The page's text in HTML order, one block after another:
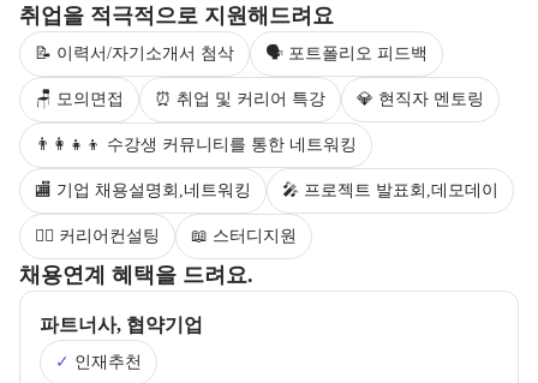
취업을 적극적으로 지원해드려요
부트캠프 수강생을 대상으로 제공되는 취업 지원 서비스를 안내한다.
📝 이력서/자기소개서 첨삭 🗣 포트폴리오 피드백
🪑 모의면접 ⏰ 취업 및 커리어 특강 💎 현직자 멘토링
👨‍👩‍👧‍👦 수강생 커뮤니티를 통한 네트워킹
🏬 기업 채용설명회,네트워킹 🎤 프로젝트 발표회,데모데이
💁‍♀️ 커리어컨설팅 📖 스터디지원
채용연계 혜택을 드려요.
부트캠프의 채용 연계 기업 정보와 추가 안내 내용을 제공한다.
파트너사, 협약기업
✓ 인재추천